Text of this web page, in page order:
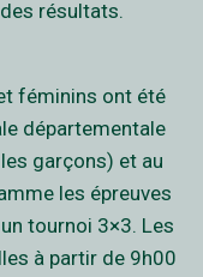
résultats.
féminins ont été
départementale
garçons) et au
les épreuves
tournoi 3×3. Les
à partir de 9h00